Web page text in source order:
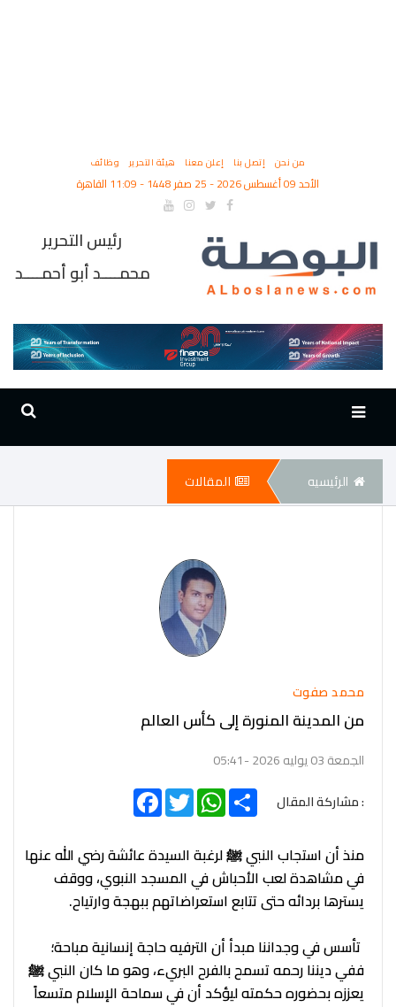
من نحن إتصل بنا إعلن معنا هيئة التحرير وظائف
الأحد 09 أغسطس 2026 - 25 صفر 1448 - 11:09 القاهرة
رئيس التحرير
محمــــد أبو أحمــــد
الرئيسيه المقالات
محمد صفوت
من المدينة المنورة إلى كأس العالم
الجمعة 03 يوليه 2026 -05:41
: مشاركة المقال
FacebookTwitter
WhatsAppShare
منذ أن استجاب النبي ﷺ لرغبة السيدة عائشة رضي الله عنها
في مشاهدة لعب الأحباش في المسجد النبوي، ووقف
يسترها بردائه حتى تتابع استعراضاتهم ببهجة وارتياح.
تأسس في وجداننا مبدأ أن الترفيه حاجة إنسانية مباحة؛
ففي ديننا رحمه تسمح بالفرح البريء، وهو ما كان النبي ﷺ
يعززه بحضوره حكمته ليؤكد أن في سماحة الإسلام متسعاً